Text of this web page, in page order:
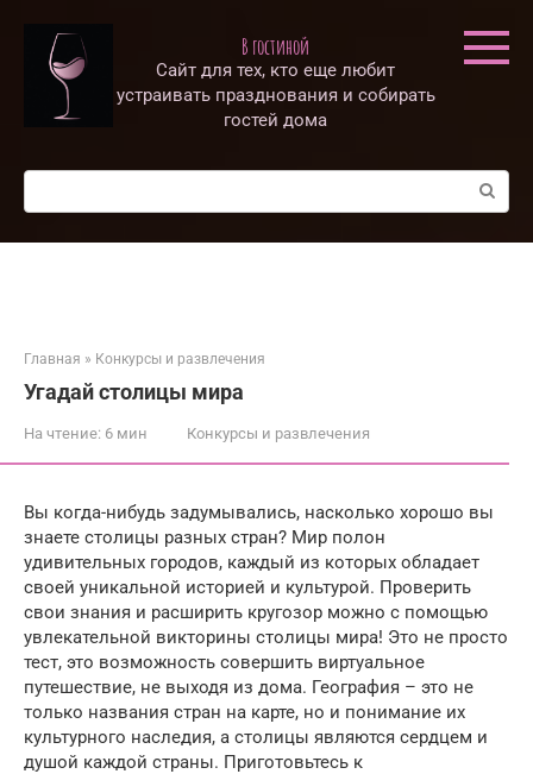
контенту
В гостиной
Сайт для тех, кто еще любит
устраивать празднования и собирать
гостей дома
Поиск:
Главная » Конкурсы и развлечения
Угадай столицы мира
На чтение: 6 мин Конкурсы и развлечения
Вы когда-нибудь задумывались, насколько хорошо вы
знаете столицы разных стран? Мир полон
удивительных городов, каждый из которых обладает
своей уникальной историей и культурой. Проверить
свои знания и расширить кругозор можно с помощью
увлекательной викторины столицы мира! Это не просто
тест, это возможность совершить виртуальное
путешествие, не выходя из дома. География – это не
только названия стран на карте, но и понимание их
культурного наследия, а столицы являются сердцем и
душой каждой страны. Приготовьтесь к